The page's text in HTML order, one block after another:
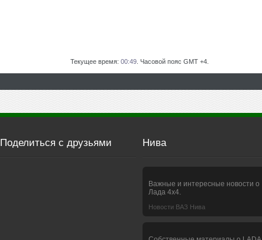
Текущее время: 00:49 . Часовой пояс GMT +4.
Поделиться с друзьями Нива
Важные и интересные новости о
Лада 4х4.
Новости ВАЗ Нива